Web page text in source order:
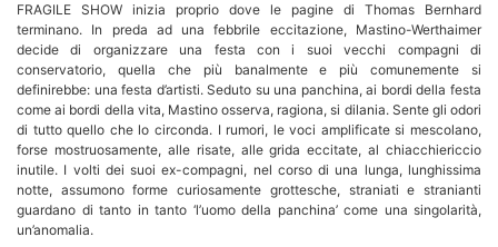
FRAGILE SHOW inizia proprio dove le pagine di Thomas Bernhard
terminano. In preda ad una febbrile eccitazione, Mastino-Werthaimer
decide di organizzare una festa con i suoi vecchi compagni di
conservatorio, quella che più banalmente e più comunemente si
definirebbe: una festa d’artisti. Seduto su una panchina, ai bordi della festa
come ai bordi della vita, Mastino osserva, ragiona, si dilania. Sente gli odori
di tutto quello che lo circonda. I rumori, le voci amplificate si mescolano,
forse mostruosamente, alle risate, alle grida eccitate, al chiacchiericcio
inutile. I volti dei suoi ex-compagni, nel corso di una lunga, lunghissima
notte, assumono forme curiosamente grottesche, straniati e stranianti
guardano di tanto in tanto ‘l’uomo della panchina’ come una singolarità,
un’anomalia.